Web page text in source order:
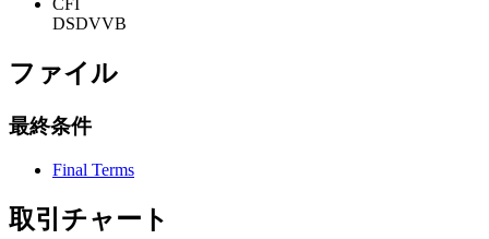
DSDVVB
ファイル
最終条件
Final Terms
取引チャート